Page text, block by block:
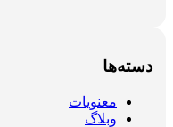
دسته‌ها
معنویات
وبلاگ